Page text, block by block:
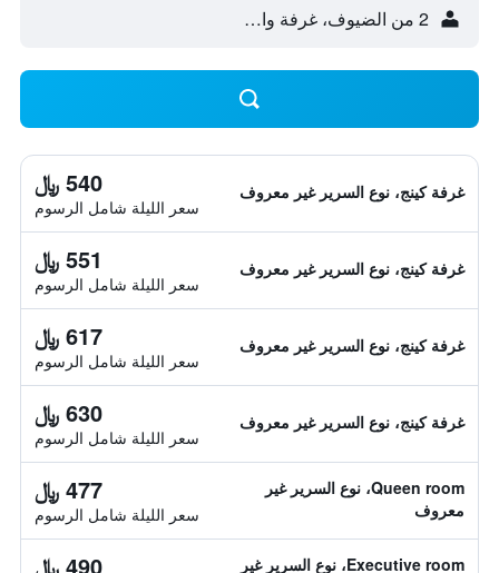
2 من الضيوف، غرفة واحدة
غرفة كينج، نوع السرير غير معروف 540 ﷼
سعر الليلة شامل الرسوم
غرفة كينج، نوع السرير غير معروف 551 ﷼
سعر الليلة شامل الرسوم
غرفة كينج، نوع السرير غير معروف 617 ﷼
سعر الليلة شامل الرسوم
غرفة كينج، نوع السرير غير معروف 630 ﷼
سعر الليلة شامل الرسوم
Queen room، نوع السرير غير
معروف
477 ﷼
سعر الليلة شامل الرسوم
Executive room، نوع السرير غير
490 ﷼